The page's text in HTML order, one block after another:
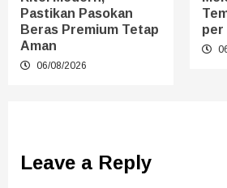
Pastikan Pasokan
Beras Premium Tetap
Aman
06/08/2026
per
Leave a Reply